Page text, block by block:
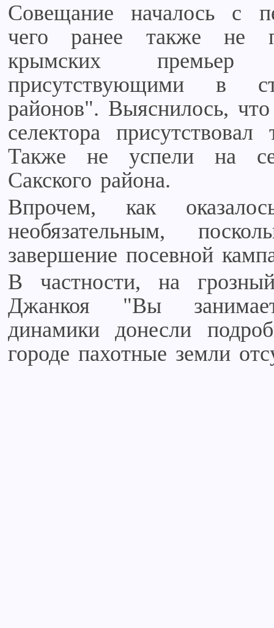
Совещание началось с
чего ранее также не
крымских премьер
присутствующими в
районов". Выяснилось,
селектора
Также не успели на
Сакского района.
Впрочем, как
необязательным,
завершение посевной
В частности, на
Джанкоя "Вы
динамики донесли
городе пахотные земли